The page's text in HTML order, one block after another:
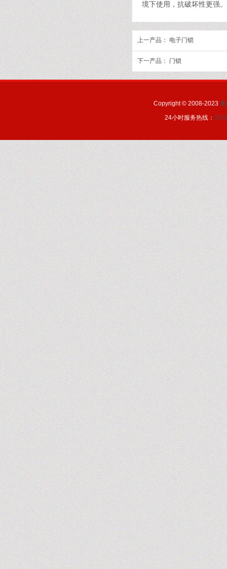
境下使用，抗破坏性更强。
上一产品： 电子门锁
下一产品： 门锁
Copyright © 2008-2023
24小时服务热线：